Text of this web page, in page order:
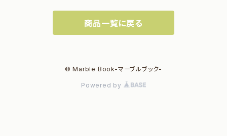
大型（A4）音楽絵本
商品一覧に戻る
© Marble Book-マーブルブック-
Powered by